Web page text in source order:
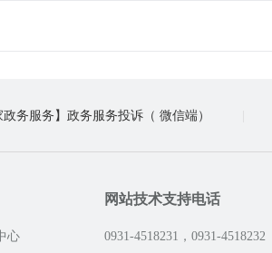
政务服务】政务服务投诉（ 微信端）
心
网站技术支持电话
0931-4518231，0931-4518232